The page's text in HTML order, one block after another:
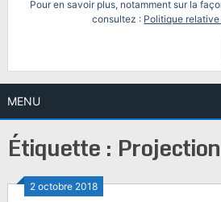
Pour en savoir plus, notamment sur la
consultez : Politique
MENU
Étiquette :
2 octobre 2018